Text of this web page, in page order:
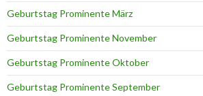
Geburtstag Prominente März
Geburtstag Prominente November
Geburtstag Prominente Oktober
Geburtstag Prominente September